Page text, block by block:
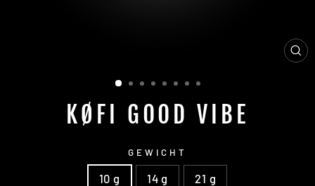
KØFI GOOD VIBE
GEWICHT
10 g 14 g 21 g